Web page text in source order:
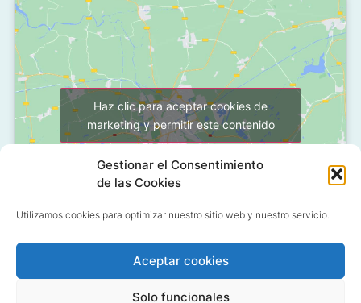
Gestionar el Consentimiento
de las Cookies
Utilizamos cookies para optimizar nuestro sitio web y nuestro servicio.
Aceptar cookies
Solo funcionales
Haz clic para aceptar cookies de
marketing y permitir este contenido
C/ Grañón, 12 - Local
28050 Las Tablas - Madrid